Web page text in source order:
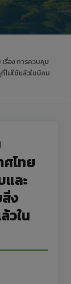
รื่อง การควบคุม
ม่ใช้แล้วในนิคม
ศไทย
และ
ง
วใน